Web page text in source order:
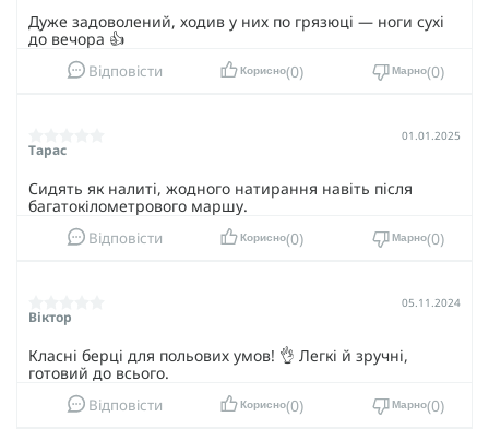
Дуже задоволений, ходив у них по грязюці — ноги сухі
до вечора 👍
Відповісти Корисно 0 Марно 0
Тарас
01.01.2025
Сидять як налиті, жодного натирання навіть після
багатокілометрового маршу.
Відповісти Корисно 0 Марно 0
Віктор
05.11.2024
Класні берці для польових умов! 👌 Легкі й зручні,
готовий до всього.
Відповісти Корисно 0 Марно 0